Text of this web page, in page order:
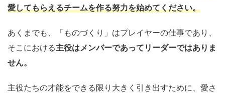
愛してもらえるチームを作る努力を始めてください。
あくまでも、「ものづくり」はプレイヤーの仕事であり、
そこにおける主役はメンバーであってリーダーではありま
せん。
主役たちの才能をできる限り大きく引き出すために、愛さ